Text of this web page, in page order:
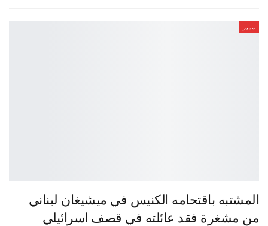
مميز
المشتبه باقتحامه الكنيس في ميشيغان لبناني
من مشغرة فقد عائلته في قصف اسرائيلي